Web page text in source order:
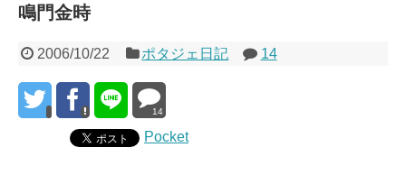
鳴門金時
2006/10/22 ポタジェ日記 14
14
Pocket